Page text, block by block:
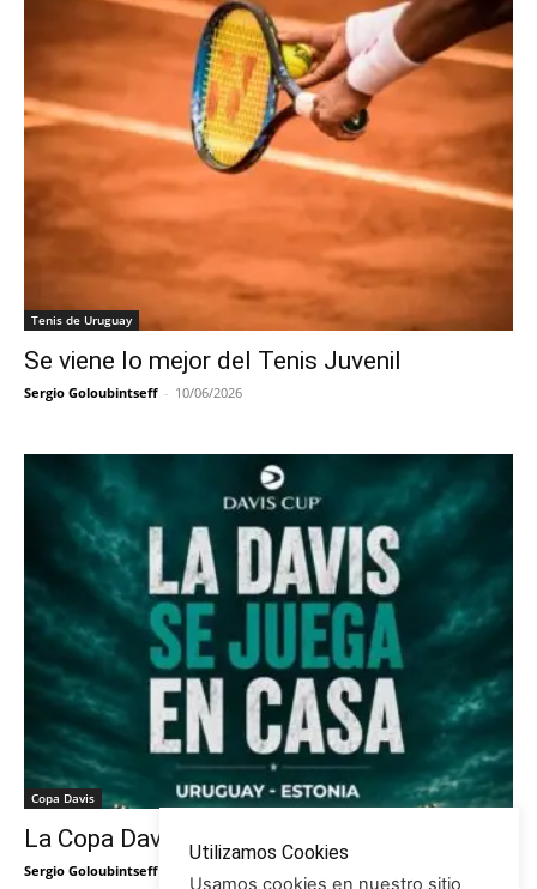
Tenis de Uruguay
Se viene lo mejor del Tenis Juvenil
Sergio Goloubintseff - 10/06/2026
Copa Davis
La Copa Davis vuelve al Círculo
Sergio Goloubintseff
Utilizamos Cookies
Usamos cookies en nuestro sitio